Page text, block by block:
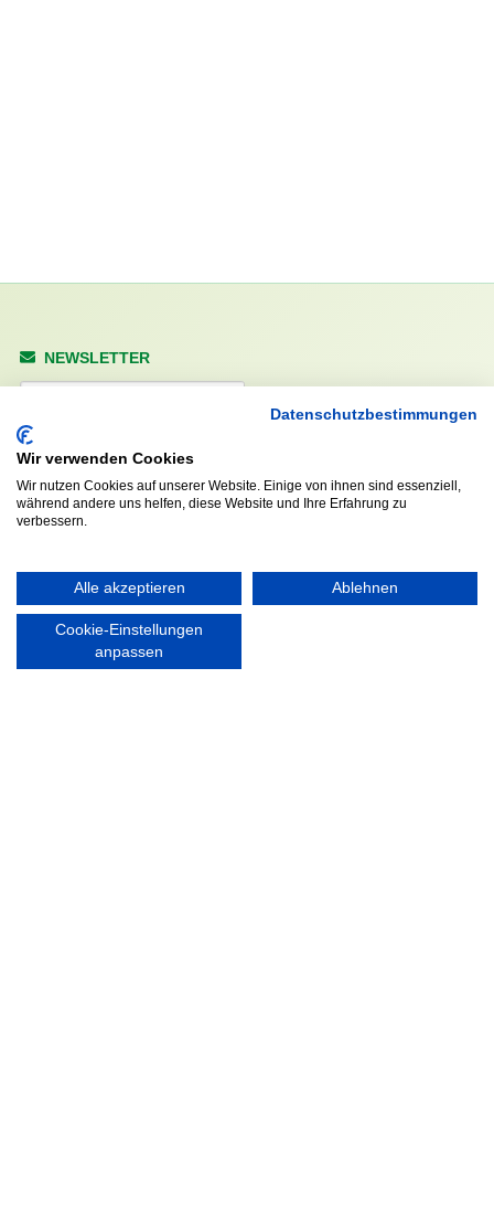
NEWSLETTER
Anrede
Abonnieren
Walddörfer Sportverein
Halenreie 32-34
Tel. 040 / 64 50 62 - 0
SERVICEZEITEN:
Datenschutzbestimmungen
Wir verwenden Cookies
Wir nutzen Cookies auf unserer Website. Einige von ihnen sind essenziell,
während andere uns helfen, diese Website und Ihre Erfahrung zu
verbessern.
Alle akzeptieren Ablehnen
Cookie-Einstellungen
anpassen